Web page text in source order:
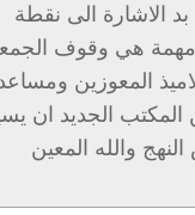
بد الاشارة الى نقطة
هي وقوف
المعوزين
المكتب الجديد ان
والله المعين